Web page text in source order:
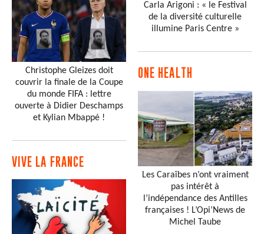
Christophe Gleizes doit
couvrir la finale de la Coupe
du monde FIFA : lettre
ouverte à Didier Deschamps
et Kylian Mbappé !
VIVE LA FRANCE
Carla Arigoni : « le Festival
de la diversité culturelle
illumine Paris Centre »
ONE HEALTH
Les Caraïbes n’ont vraiment
pas intérêt à
l’indépendance des Antilles
françaises ! L’Opi’News de
Michel Taube